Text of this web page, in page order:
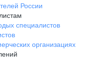
России
специалистов
организациях